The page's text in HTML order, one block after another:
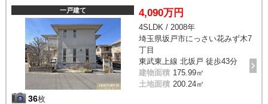
一戸建て
36枚
4,090万円
4SLDK / 2008年
埼玉県坂戸市にっさい花みず木7
丁目
東武東上線 北坂戸 徒歩43分
建物面積 175.99㎡
土地面積 200.24㎡